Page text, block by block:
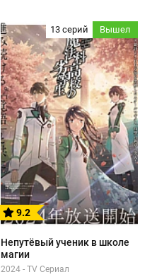
13 серий Вышел
9.2
Непутёвый ученик в школе
магии
2024 - TV Сериал